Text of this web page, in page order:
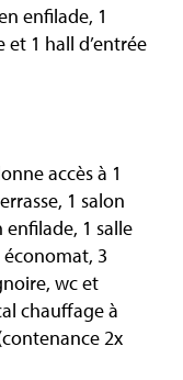
enfilade, 1
1 hall d’entrée
accès à 1
1 salon
1 salle
économat, 3
wc et
chauffage à
2x